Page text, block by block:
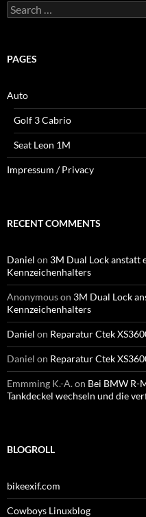
Search
for:
PAGES
Auto
Golf 3 Cabrio
Seat Leon 1M
Impressum / Privacy
RECENT COMMENTS
Daniel on 3M Dual Lock anstatt
Kennzeichenhalters
Anonymouson 3M Dual Lock
Kennzeichenhalters
Daniel on Reparatur Ctek
Daniel on Reparatur Ctek
Emmming K.-A.on Bei BMW R-
Tankdeckel wechseln und die
BLOGROLL
bikeexif.com
Cowboys Linuxblog